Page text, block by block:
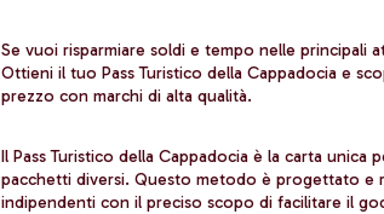
Se vuoi risparmiare soldi e tempo nelle principali
Ottieni il tuo Pass Turistico della Cappadocia e
prezzo con marchi di alta qualità.
Il Pass Turistico della Cappadocia è la carta unica
pacchetti diversi. Questo metodo è progettato e
indipendenti con il preciso scopo di facilitare il